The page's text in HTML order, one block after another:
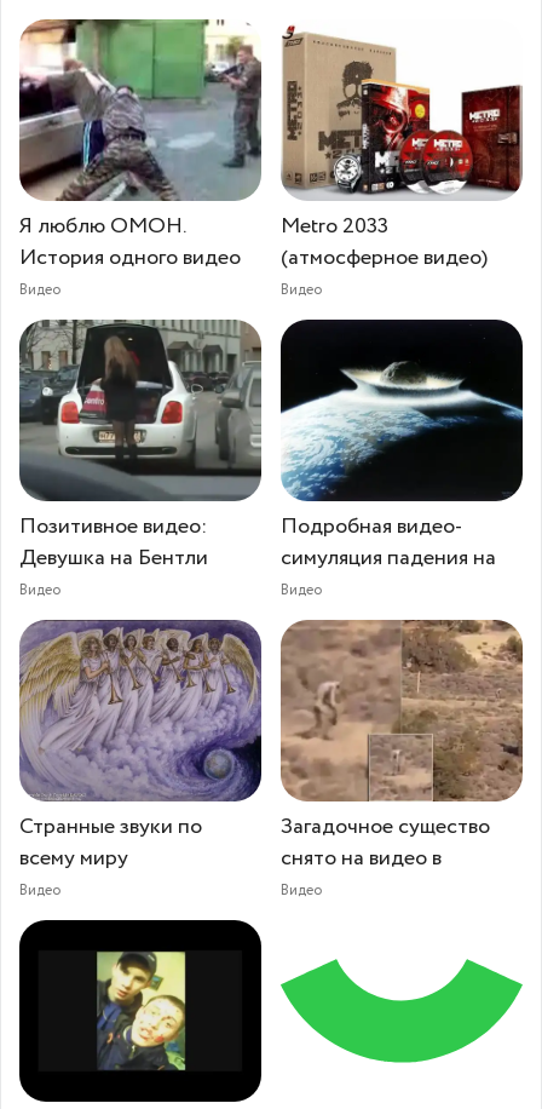
Я люблю ОМОН.
История одного видео
Видео
Metro 2033
(атмосферное видео)
Видео
Позитивное видео:
Девушка на Бентли
Видео
Подробная видео-
симуляция падения на
Видео
Странные звуки по
всему миру
Видео
Загадочное существо
снято на видео в
Видео